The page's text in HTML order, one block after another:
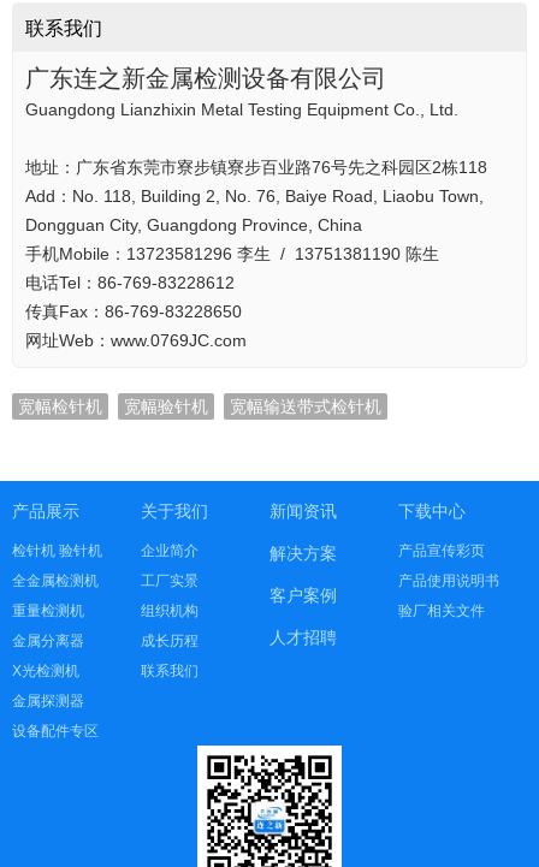
联系我们
广东连之新金属检测设备有限公司
Guangdong Lianzhixin Metal Testing Equipment Co., Ltd.
地址：广东省东莞市寮步镇寮步百业路76号先之科园区2栋118
Add：No. 118, Building 2, No. 76, Baiye Road, Liaobu Town,
Dongguan City, Guangdong Province, China
手机Mobile：13723581296 李生 / 13751381190 陈生
电话Tel：86-769-83228612
传真Fax：86-769-83228650
网址Web：www.0769JC.com
宽幅检针机 宽幅验针机 宽幅输送带式检针机
产品展示
检针机 验针机
全金属检测机
重量检测机
金属分离器
X光检测机
金属探测器
设备配件专区
关于我们
企业简介
工厂实景
组织机构
成长历程
联系我们
新闻资讯
解决方案
客户案例
人才招聘
下载中心
产品宣传彩页
产品使用说明书
验厂相关文件